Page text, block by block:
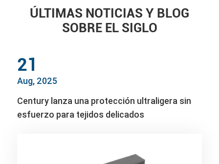
ÚLTIMAS NOTICIAS Y BLOG
SOBRE EL SIGLO
21
Aug, 2025
Century lanza una protección ultraligera sin
esfuerzo para tejidos delicados